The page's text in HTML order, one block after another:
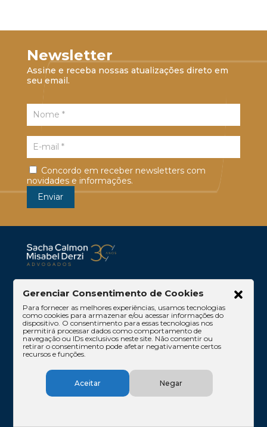
Newsletter
Assine e receba nossas atualizações direto em
seu email.
Concordo em receber newsletters com
novidades e informações.
Escritório
Atuação
Equipe
Conteúdos
Contato
Código de Ética
Gerenciar Consentimento de Cookies
Para fornecer as melhores experiências, usamos tecnologias
como cookies para armazenar e/ou acessar informações do
dispositivo. O consentimento para essas tecnologias nos
permitirá processar dados como comportamento de
navegação ou IDs exclusivos neste site. Não consentir ou
retirar o consentimento pode afetar negativamente certos
recursos e funções.
Aceitar Negar